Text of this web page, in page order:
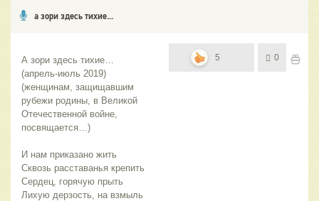
а зори здесь тихие...
А зори здесь тихие…
(апрель-июль 2019)
(женщинам, защищавшим
рубежи родины, в Великой
Отечественной войне,
посвящается…)
И нам приказано жить
Сквозь расставанья крепить
Сердец, горячую прыть
Лихую дерзость, на взмыль
5 0